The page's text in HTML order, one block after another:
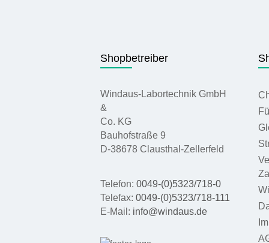
Shopbetreiber
Windaus-Labortechnik GmbH
&
Co. KG
Bauhofstraße 9
D-38678 Clausthal-Zellerfeld
Telefon: 0049-(0)5323/718-0
Telefax: 0049-(0)5323/718-111
E-Mail: info@windaus.de